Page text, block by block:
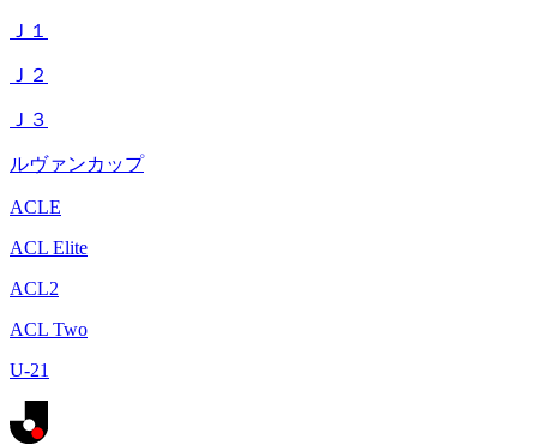
Ｊ１
Ｊ２
Ｊ３
ルヴァンカップ
ACLE
ACL Elite
ACL2
ACL Two
U-21